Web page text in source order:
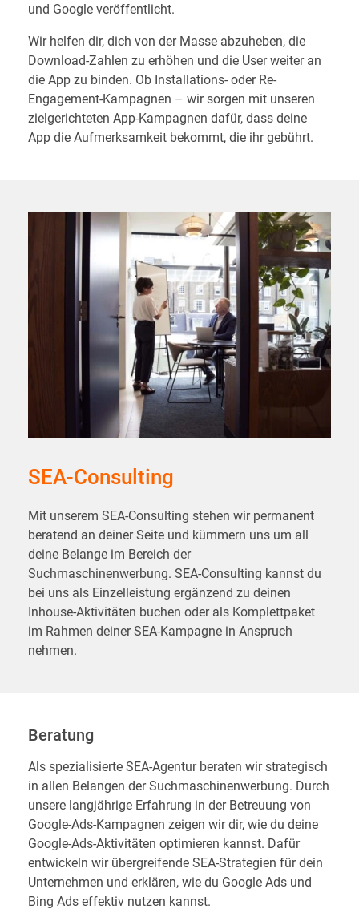
und Google veröffentlicht.
Wir helfen dir, dich von der Masse abzuheben, die
Download-Zahlen zu erhöhen und die User weiter an
die App zu binden. Ob Installations- oder Re-
Engagement-Kampagnen – wir sorgen mit unseren
zielgerichteten App-Kampagnen dafür, dass deine
App die Aufmerksamkeit bekommt, die ihr gebührt.
SEA-Consulting
Mit unserem SEA-Consulting stehen wir permanent
beratend an deiner Seite und kümmern uns um all
deine Belange im Bereich der
Suchmaschinenwerbung. SEA-Consulting kannst du
bei uns als Einzelleistung ergänzend zu deinen
Inhouse-Aktivitäten buchen oder als Komplettpaket
im Rahmen deiner SEA-Kampagne in Anspruch
nehmen.
Beratung
Als spezialisierte SEA-Agentur beraten wir strategisch
in allen Belangen der Suchmaschinenwerbung. Durch
unsere langjährige Erfahrung in der Betreuung von
Google-Ads-Kampagnen zeigen wir dir, wie du deine
Google-Ads-Aktivitäten optimieren kannst. Dafür
entwickeln wir übergreifende SEA-Strategien für dein
Unternehmen und erklären, wie du Google Ads und
Bing Ads effektiv nutzen kannst.